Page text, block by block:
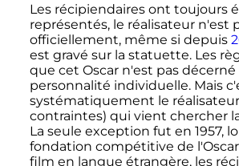
Les récipiendaires ont toujours
représentés, le réalisateur n'est
officiellement, même si depuis
est gravé sur la statuette. Les
que cet Oscar n'est pas décerné
personnalité individuelle. Mais
systématiquement le
contraintes) qui vient chercher
La seule exception fut en 1957,
fondation compétitive de
film en langue étrangère, les